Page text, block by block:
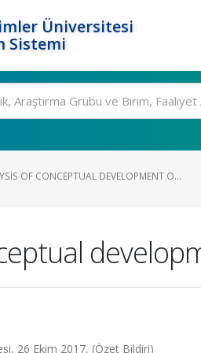
Üniversitesi
Sistemi
OF CONCEPTUAL DEVELOPMENT O...
26 Ekim 2017, (Özet Bildiri)